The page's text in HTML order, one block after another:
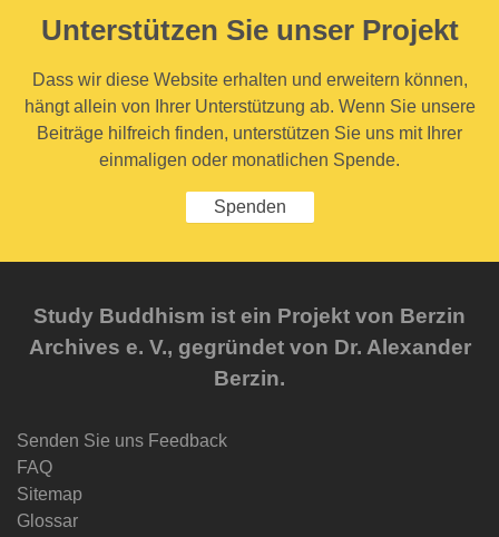
Unterstützen Sie unser Projekt
Dass wir diese Website erhalten und erweitern können,
hängt allein von Ihrer Unterstützung ab. Wenn Sie unsere
Beiträge hilfreich finden, unterstützen Sie uns mit Ihrer
einmaligen oder monatlichen Spende.
Spenden
Study Buddhism ist ein Projekt von Berzin
Archives e. V., gegründet von Dr. Alexander
Berzin.
Senden Sie uns Feedback
FAQ
Sitemap
Glossar